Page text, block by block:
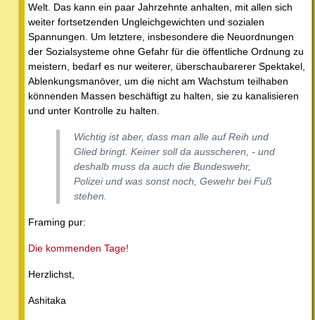
Welt. Das kann ein paar Jahrzehnte anhalten, mit allen sich
weiter fortsetzenden Ungleichgewichten und sozialen
Spannungen. Um letztere, insbesondere die Neuordnungen
der Sozialsysteme ohne Gefahr für die öffentliche Ordnung zu
meistern, bedarf es nur weiterer, überschaubarerer Spektakel,
Ablenkungsmanöver, um die nicht am Wachstum teilhaben
könnenden Massen beschäftigt zu halten, sie zu kanalisieren
und unter Kontrolle zu halten.
Wichtig ist aber, dass man alle auf Reih und
Glied bringt. Keiner soll da ausscheren, - und
deshalb muss da auch die Bundeswehr,
Polizei und was sonst noch, Gewehr bei Fuß
stehen.
Framing pur:
Die kommenden Tage!
Herzlichst,
Ashitaka